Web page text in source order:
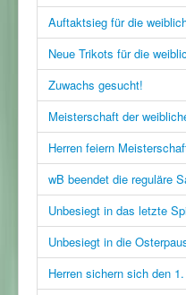
Auftaktsieg für die
Neue Trikots für die
Zuwachs gesucht!
Meisterschaft der
Herren feiern
wB beendet die reguläre
Unbesiegt in das letzte
Unbesiegt in die
Herren sichern sich den